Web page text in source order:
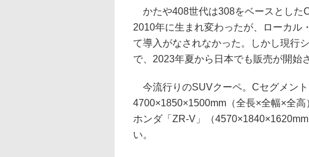
かたや408世代は308をベースとした
2010年に生まれ変わったが、ローカル
て導入がなされなかった。しかし現行
で、2023年夏から日本でも販売が開始
今流行りのSUVクーペ。Cセグメン
4700×1850×1500mm（全長×全幅×全
ホンダ「ZR-V」（
い。